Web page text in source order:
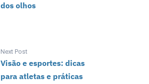
dos olhos
Next Post
Visão e esportes: dicas
para atletas e práticas